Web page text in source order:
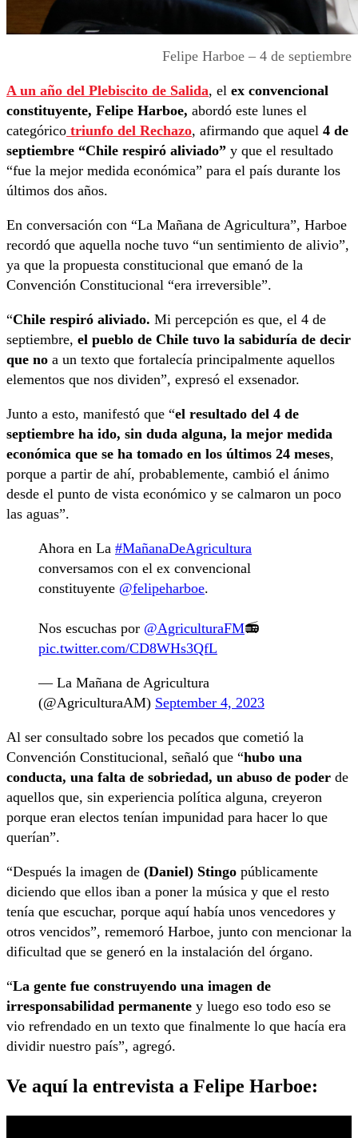
Felipe Harboe – 4 de septiembre
A un año del Plebiscito de Salida, el ex convencional
constituyente, Felipe Harboe, abordó este lunes el
categórico triunfo del Rechazo, afirmando que aquel 4 de
septiembre “Chile respiró aliviado” y que el resultado
“fue la mejor medida económica” para el país durante los
últimos dos años.
En conversación con “La Mañana de Agricultura”, Harboe
recordó que aquella noche tuvo “un sentimiento de alivio”,
ya que la propuesta constitucional que emanó de la
Convención Constitucional “era irreversible”.
“Chile respiró aliviado. Mi percepción es que, el 4 de
septiembre, el pueblo de Chile tuvo la sabiduría de decir
que no a un texto que fortalecía principalmente aquellos
elementos que nos dividen”, expresó el exsenador.
Junto a esto, manifestó que “el resultado del 4 de
septiembre ha ido, sin duda alguna, la mejor medida
económica que se ha tomado en los últimos 24 meses,
porque a partir de ahí, probablemente, cambió el ánimo
desde el punto de vista económico y se calmaron un poco
las aguas”.
Ahora en La #MañanaDeAgricultura
conversamos con el ex convencional
constituyente @felipeharboe.
Nos escuchas por @AgriculturaFM📻
pic.twitter.com/CD8WHs3QfL
— La Mañana de Agricultura
(@AgriculturaAM) September 4, 2023
Al ser consultado sobre los pecados que cometió la
Convención Constitucional, señaló que “hubo una
conducta, una falta de sobriedad, un abuso de poder de
aquellos que, sin experiencia política alguna, creyeron
porque eran electos tenían impunidad para hacer lo que
querían”.
“Después la imagen de (Daniel) Stingo públicamente
diciendo que ellos iban a poner la música y que el resto
tenía que escuchar, porque aquí había unos vencedores y
otros vencidos”, rememoró Harboe, junto con mencionar la
dificultad que se generó en la instalación del órgano.
“La gente fue construyendo una imagen de
irresponsabilidad permanente y luego eso todo eso se
vio refrendado en un texto que finalmente lo que hacía era
dividir nuestro país”, agregó.
Ve aquí la entrevista a Felipe Harboe: